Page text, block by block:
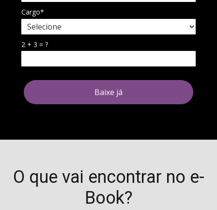
Cargo*
2 + 3 = ?
Baixe já
O que vai encontrar no e-
Book?